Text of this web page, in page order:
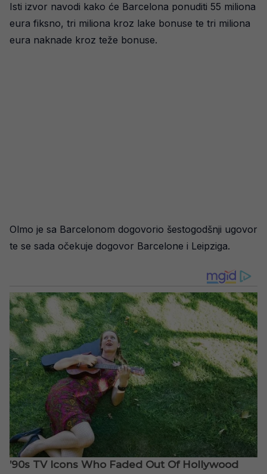
Isti izvor navodi kako će Barcelona ponuditi 55 miliona
eura fiksno, tri miliona kroz lake bonuse te tri miliona
eura naknade kroz teže bonuse.
Olmo je sa Barcelonom dogovorio šestogodšnji ugovor
te se sada očekuje dogovor Barcelone i Leipziga.